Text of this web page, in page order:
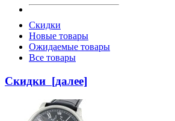
Скидки
Новые товары
Ожидаемые товары
Все товары
Скидки [далее]